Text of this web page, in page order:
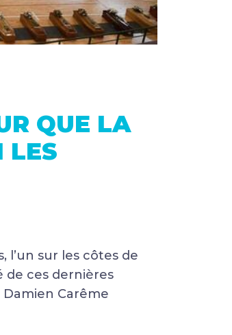
QUE LA
LES
l’un sur les côtes de
de ces dernières
Damien Carême